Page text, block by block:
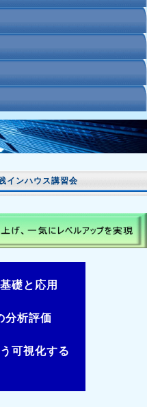
インハウス講習会
礎と応用
分析評価
可視化する